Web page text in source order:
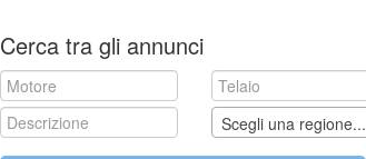
to
content
Cerca tra gli annunci
Scegli una regione...